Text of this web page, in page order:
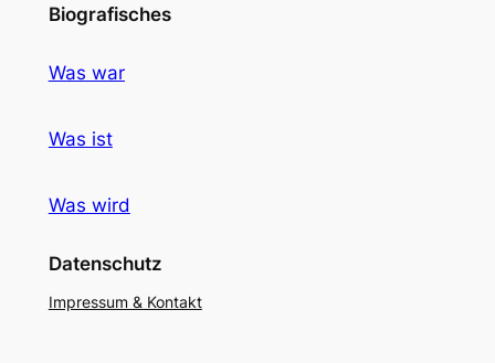
Biografisches
Was war
Was ist
Was wird
Datenschutz
Impressum & Kontakt